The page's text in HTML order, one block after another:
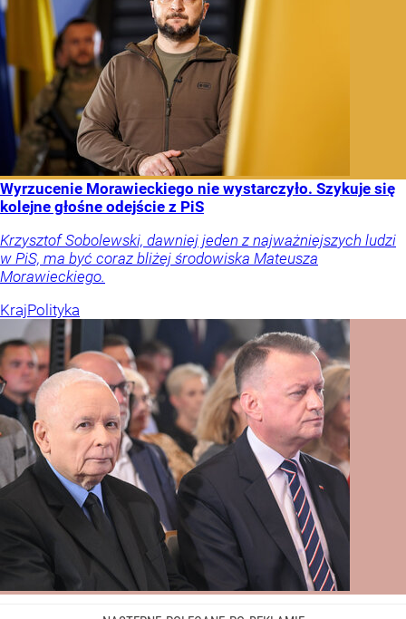
Wyrzucenie Morawieckiego nie wystarczyło. Szykuje się
kolejne głośne odejście z PiS
Krzysztof Sobolewski, dawniej jeden z najważniejszych ludzi
w PiS, ma być coraz bliżej środowiska Mateusza
Morawieckiego.
KrajPolityka